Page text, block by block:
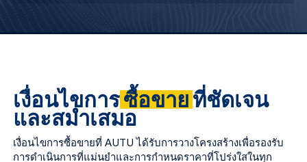
เงื่อนไขการซื้อขายที่ชัดเจน
และสม่ำเสมอ
เงื่อนไขการซื้อขายที่ AUTU ได้รับการวางโครงสร้างเพื่อรองรับ
การดำเนินการที่แม่นยำและการกำหนดราคาที่โปร่งใสในทุก